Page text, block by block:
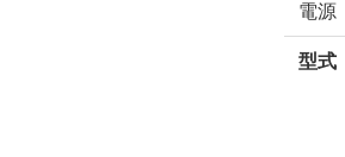
電源
型式